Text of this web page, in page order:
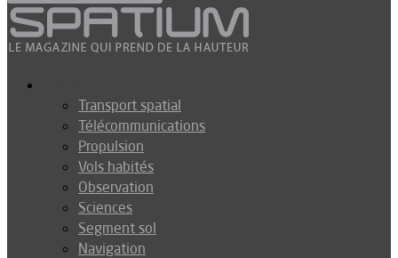
Transport spatial
Télécommunications
Propulsion
Vols habités
Observation
Sciences
Segment sol
Navigation